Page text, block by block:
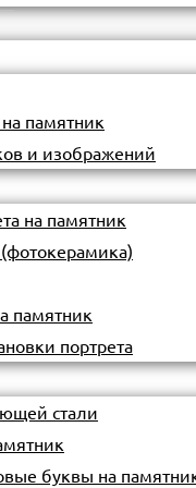
на памятник
и изображений
на памятник
памятник
портрета
стали
буквы на